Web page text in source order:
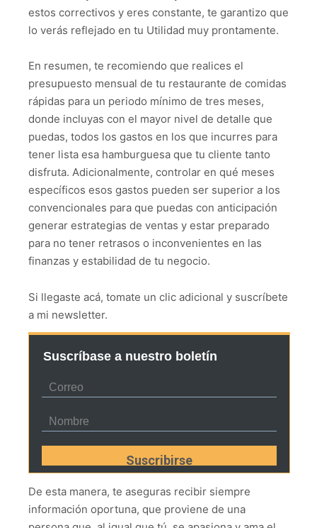
estos correctivos y eres constante, te garantizo que
lo verás reflejado en tu Utilidad muy prontamente.
En resumen, te recomiendo que realices el
presupuesto mensual de tu restaurante de comidas
rápidas para un periodo mínimo de tres meses,
donde incluyas con el mayor nivel de detalle que
puedas, todos los gastos en los que incurres para
tener lista esa hamburguesa que tu cliente tanto
disfruta. Adicionalmente, controlar en qué meses
específicos esos gastos pueden ser superior a los
convencionales para que puedas con anticipación
generar estrategias de ventas y estar preparado
para no tener retrasos o inconvenientes en las
finanzas y estabilidad de tu negocio.
Si llegaste acá, tomate un clic adicional y suscríbete
a mi newsletter.
Suscríbase a nuestro boletín
De esta manera, te aseguras recibir siempre
información oportuna, que proviene de una